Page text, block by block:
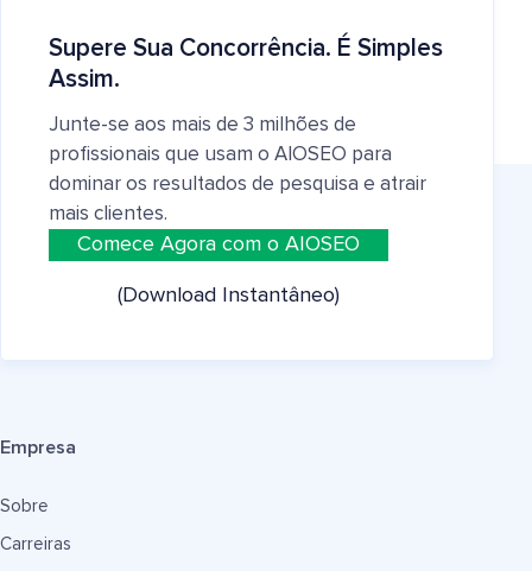
Supere Sua Concorrência. É Simples
Assim.
Junte-se aos mais de 3 milhões de
profissionais que usam o AIOSEO para
dominar os resultados de pesquisa e atrair
mais clientes.
Comece Agora com o AIOSEO
(Download Instantâneo)
Empresa
Sobre
Carreiras